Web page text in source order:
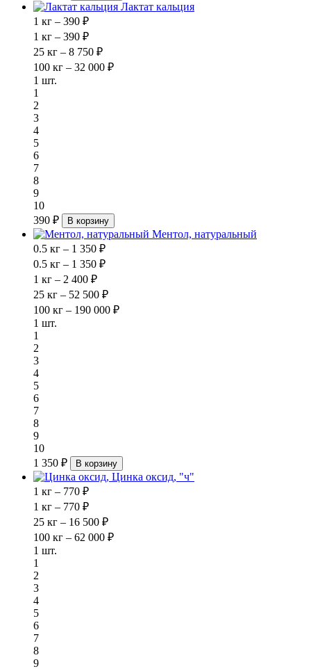
Лактат кальция
1 кг – 390 ₽
1 кг – 390 ₽
25 кг – 8 750 ₽
100 кг – 32 000 ₽
1 шт.
1
2
3
4
5
6
7
8
9
10
390 ₽
В корзину
Ментол, натуральный
0.5 кг – 1 350 ₽
0.5 кг – 1 350 ₽
1 кг – 2 400 ₽
25 кг – 52 500 ₽
100 кг – 190 000 ₽
1 шт.
1
2
3
4
5
6
7
8
9
10
1 350 ₽
В корзину
Цинка оксид, "ч"
1 кг – 770 ₽
1 кг – 770 ₽
25 кг – 16 500 ₽
100 кг – 62 000 ₽
1 шт.
1
2
3
4
5
6
7
8
9